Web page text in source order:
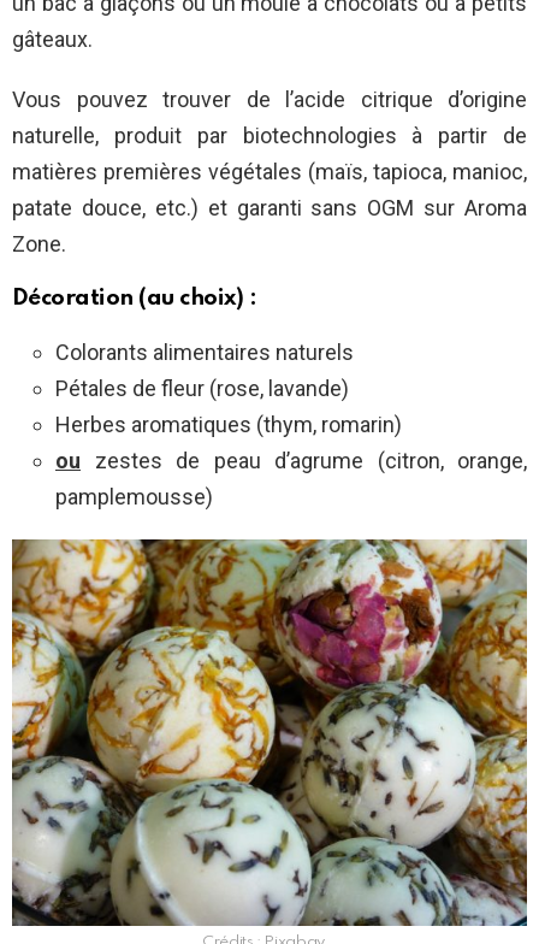
gâteaux.
Vous pouvez trouver de l’acide citrique d’origine
naturelle, produit par biotechnologies à partir de
matières premières végétales (maïs, tapioca, manioc,
patate douce, etc.) et garanti sans OGM sur Aroma
Zone.
Décoration (au choix) :
Colorants alimentaires naturels
Pétales de fleur (rose, lavande)
Herbes aromatiques (thym, romarin)
ou zestes de peau d’agrume (citron, orange,
pamplemousse)